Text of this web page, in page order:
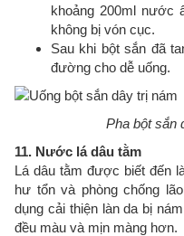
khoảng 200ml nước
không bị vón cục.
Sau khi bột sắn đã
đường cho dễ uống.
Pha bột sắn
11. Nước lá dâu tằm
Lá dâu tằm được biết đến
hư tổn và phòng chống
dụng cải thiện làn da bị
đều màu và mịn màng hơn.